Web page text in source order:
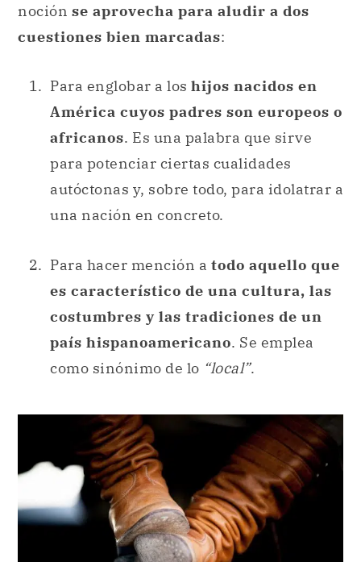
noción se aprovecha para aludir a dos
cuestiones bien marcadas:
Para englobar a los hijos nacidos en
América cuyos padres son europeos o
africanos. Es una palabra que sirve
para potenciar ciertas cualidades
autóctonas y, sobre todo, para idolatrar a
una nación en concreto.
Para hacer mención a todo aquello que
es característico de una cultura, las
costumbres y las tradiciones de un
país hispanoamericano. Se emplea
como sinónimo de lo “local”.